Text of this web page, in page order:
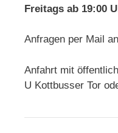
Freitags ab 19:00
Anfragen per Mail an
Anfahrt mit
U Kottbusser Tor